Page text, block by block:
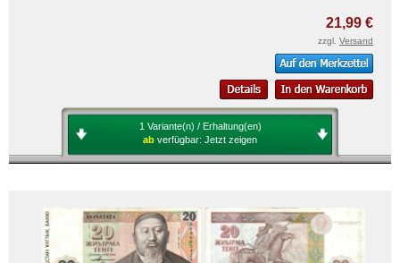
21,99 €
zzgl. Versand
1 Variante(n) / Erhaltung(en)
ab verfügbar: Jetzt zeigen